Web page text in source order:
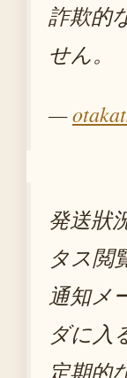
詐欺的
せん。
—
発送狀
タス閲
通知メ
ダに入
定期的